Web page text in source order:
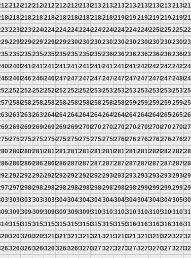
212421252126212721282129213021312132213321342135213621372138
218121822183218421852186218721882189219021912192219321942195
223822392240224122422243224422452246224722482249225022512252
229522962297229822992300230123022303230423052306230723082309
235223532354235523562357235823592360236123622363236423652366
240924102411241224132414241524162417241824192420242124222423
246624672468246924702471247224732474247524762477247824792480
252325242525252625272528252925302531253225332534253525362537
258025812582258325842585258625872588258925902591259225932594
263726382639264026412642264326442645264626472648264926502651
269426952696269726982699270027012702270327042705270627072708
275127522753275427552756275727582759276027612762276327642765
280828092810281128122813281428152816281728182819282028212822
286528662867286828692870287128722873287428752876287728782879
292229232924292529262927292829292930293129322933293429352936
297929802981298229832984298529862987298829892990299129922993
303630373038303930403041304230433044304530463047304830493050
309330943095309630973098309931003101310231033104310531063107
315031513152315331543155315631573158315931603161316231633164
320732083209321032113212321332143215321632173218321932203221
326432653266326732683269327032713272327332743275327632773278